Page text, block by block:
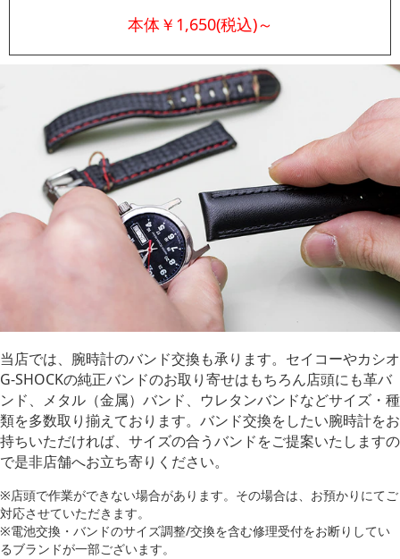
本体￥1,650(税込)～
当店では、腕時計のバンド交換も承ります。セイコーやカシオ
G-SHOCKの純正バンドのお取り寄せはもちろん店頭にも革バ
ンド、メタル（金属）バンド、ウレタンバンドなどサイズ・種
類を多数取り揃えております。バンド交換をしたい腕時計をお
持ちいただければ、サイズの合うバンドをご提案いたしますの
で是非店舗へお立ち寄りください。
※店頭で作業ができない場合があります。その場合は、お預かりにてご
対応させていただきます。
※電池交換・バンドのサイズ調整/交換を含む修理受付をお断りしてい
るブランドが一部ございます。